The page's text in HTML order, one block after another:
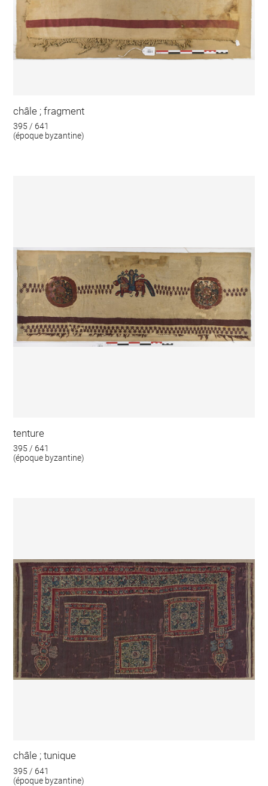
châle ; fragment
395 / 641
(époque byzantine)
tenture
395 / 641
(époque byzantine)
châle ; tunique
395 / 641
(époque byzantine)